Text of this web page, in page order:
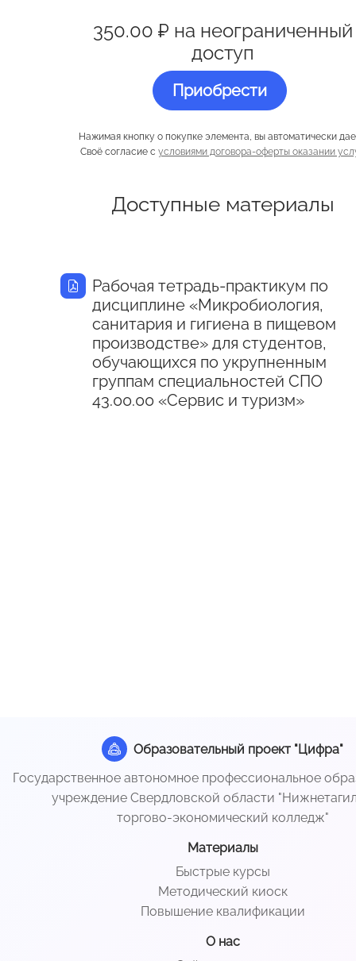
350.00 ₽ на неограниченный
доступ
Приобрести
Нажимая кнопку о покупке элемента, вы автоматически
Своё согласие с условиями договора-оферты оказании
Доступные материалы
Рабочая тетрадь-практикум по
дисциплине «Микробиология,
санитария и гигиена в пищевом
производстве» для студентов,
обучающихся по укрупненным
группам специальностей СПО
43.00.00 «Сервис и туризм»
Материалы
Быстрые курсы
Методический киоск
Повышение квалификации
О нас
Образовательный проект "Цифра"
Государственное автономное профессиональное
учреждение Свердловской области
торгово-экономический колледж"